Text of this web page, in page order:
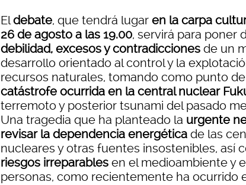
Eldebate, que tendrá lugar en la carpa
26 de agosto a las 19.00, servirá para poner
debilidad, excesos y contradicciones de un
desarrollo orientado al control y la
recursos naturales, tomando como punto
catástrofe ocurrida en la central nuclear
terremoto y posterior tsunami del pasado
Una tragedia que ha planteado la urgente
revisar la dependencia energética de las
nucleares y otras fuentes insostenibles, así
riesgos irreparables en el medioambiente y
personas, como recientemente ha ocurrido